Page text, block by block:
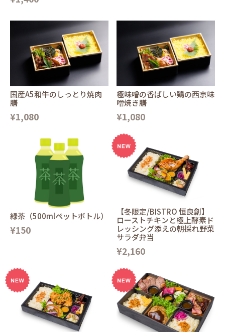
国産A5和牛のしっとり焼肉
膳
¥1,080
極味噌の香ばしい鶏の西京味
噌焼き膳
¥1,080
緑茶（500mlペットボトル）
¥150
【冬限定/BISTRO 恒良創】
ローストチキンと極上酵素ド
レッシング添えの朝採れ野菜
サラダ弁当
¥2,160